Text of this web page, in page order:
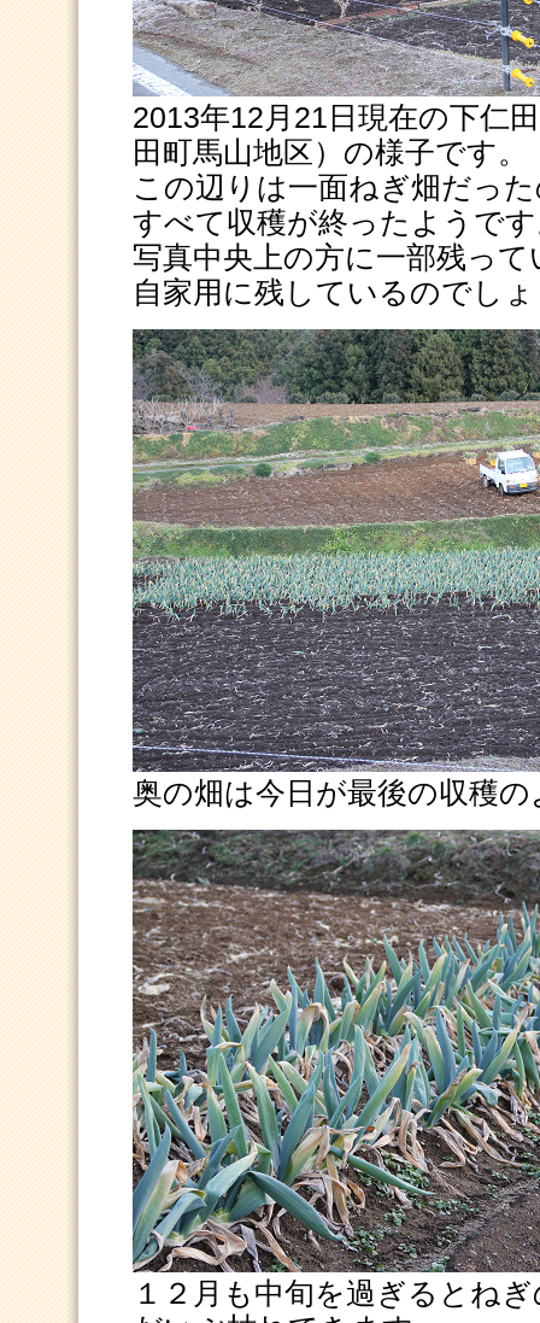
2013年12月21日現在の下仁
田町馬山地区）の様子です。
この辺りは一面ねぎ畑だっ
すべて収穫が終ったようで
写真中央上の方に一部残っ
自家用に残しているのでし
奥の畑は今日が最後の収穫
１２月も中旬を過ぎるとね